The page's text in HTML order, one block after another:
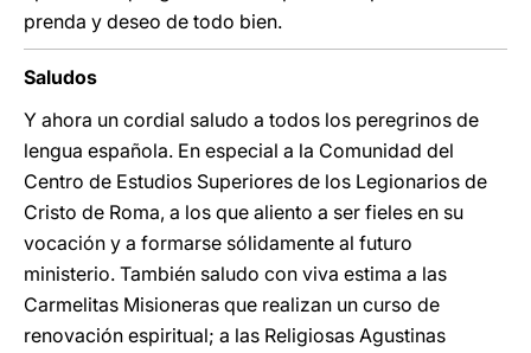
prenda y deseo de todo bien.
Saludos
Y ahora un cordial saludo a todos los peregrinos de
lengua española. En especial a la Comunidad del
Centro de Estudios Superiores de los Legionarios de
Cristo de Roma, a los que aliento a ser fieles en su
vocación y a formarse sólidamente al futuro
ministerio. También saludo con viva estima a las
Carmelitas Misioneras que realizan un curso de
renovación espiritual; a las Religiosas Agustinas